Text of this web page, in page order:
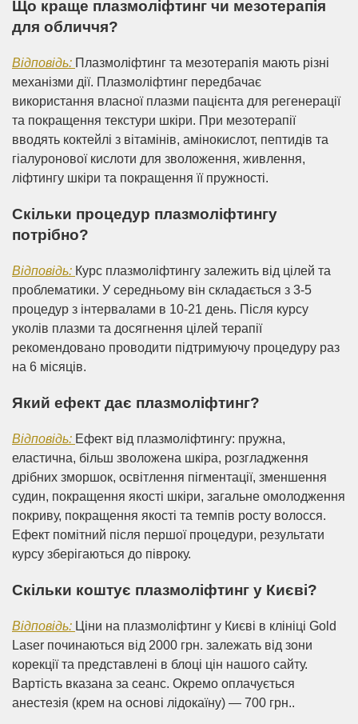
Що краще плазмоліфтинг чи мезотерапія
для обличчя?
Відповідь: Плазмоліфтинг та мезотерапія мають різні
механізми дії. Плазмоліфтинг передбачає
використання власної плазми пацієнта для регенерації
та покращення текстури шкіри. При мезотерапії
вводять коктейлі з вітамінів, амінокислот, пептидів та
гіалуронової кислоти для зволоження, живлення,
ліфтингу шкіри та покращення її пружності.
Скільки процедур плазмоліфтингу
потрібно?
Відповідь: Курс плазмоліфтингу залежить від цілей та
проблематики. У середньому він складається з 3-5
процедур з інтервалами в 10-21 день. Після курсу
уколів плазми та досягнення цілей терапії
рекомендовано проводити підтримуючу процедуру раз
на 6 місяців.
Який ефект дає плазмоліфтинг?
Відповідь: Ефект від плазмоліфтингу: пружна,
еластична, більш зволожена шкіра, розгладження
дрібних зморшок, освітлення пігментації, зменшення
судин, покращення якості шкіри, загальне омолодження
покриву, покращення якості та темпів росту волосся.
Ефект помітний після першої процедури, результати
курсу зберігаються до півроку.
Скільки коштує плазмоліфтинг у Києві?
Відповідь: Ціни на плазмоліфтинг у Києві в клініці Gold
Laser починаються від 2000 грн. залежать від зони
корекції та представлені в блоці цін нашого сайту.
Вартість вказана за сеанс. Окремо оплачується
анестезія (крем на основі лідокаїну) — 700 грн..